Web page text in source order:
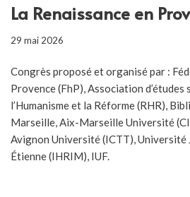
La Renaissance en
29 mai 2026
Congrès proposé et organisé par :
Provence (FhP), Association d’études
l’Humanisme et la Réforme (RHR),
Marseille, Aix-Marseille Université
Avignon Université (ICTT), Université
Étienne (IHRIM), IUF.